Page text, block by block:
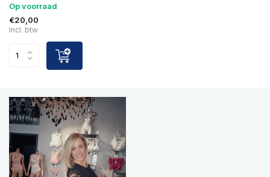
Op voorraad
€20,00
Incl. btw